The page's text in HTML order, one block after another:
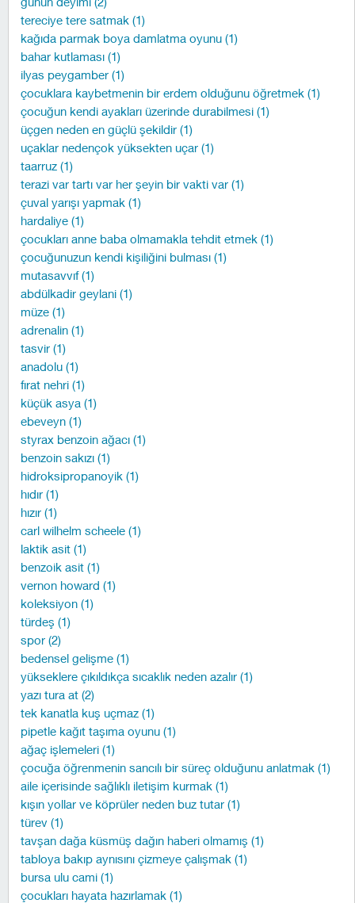
tereciye tere satmak (1)
kağıda parmak boya damlatma oyunu (1)
bahar kutlaması (1)
ilyas peygamber (1)
çocuklara kaybetmenin bir erdem olduğunu öğretmek (1)
çocuğun kendi ayakları üzerinde durabilmesi (1)
üçgen neden en güçlü şekildir (1)
uçaklar nedençok yüksekten uçar (1)
taarruz (1)
terazi var tartı var her şeyin bir vakti var (1)
çuval yarışı yapmak (1)
hardaliye (1)
çocukları anne baba olmamakla tehdit etmek (1)
çocuğunuzun kendi kişiliğini bulması (1)
mutasavvıf (1)
abdülkadir geylani (1)
müze (1)
adrenalin (1)
tasvir (1)
anadolu (1)
fırat nehri (1)
küçük asya (1)
ebeveyn (1)
styrax benzoin ağacı (1)
benzoin sakızı (1)
hidroksipropanoyik (1)
hıdır (1)
hızır (1)
carl wilhelm scheele (1)
laktik asit (1)
benzoik asit (1)
vernon howard (1)
koleksiyon (1)
türdeş (1)
spor (2)
bedensel gelişme (1)
yükseklere çıkıldıkça sıcaklık neden azalır (1)
yazı tura at (2)
tek kanatla kuş uçmaz (1)
pipetle kağıt taşıma oyunu (1)
ağaç işlemeleri (1)
çocuğa öğrenmenin sancılı bir süreç olduğunu anlatmak (1)
aile içerisinde sağlıklı iletişim kurmak (1)
kışın yollar ve köprüler neden buz tutar (1)
türev (1)
tavşan dağa küsmüş dağın haberi olmamış (1)
tabloya bakıp aynısını çizmeye çalışmak (1)
bursa ulu cami (1)
çocukları hayata hazırlamak (1)